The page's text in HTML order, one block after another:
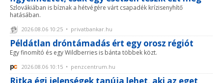
Szlovákiában is bíznak a hétvégére várt csapadék krízisenyhítő
hatásában.
2026.08.06 10:25 • privatbankar.hu
Példátlan dróntámadás ért egy orosz régiót
Egy finomító és egy Wildberries is bánta többek közt.
2026.08.06 10:15 • penzcentrum.hu
Ritka égi jelenségek tanúja lehet, aki az eget